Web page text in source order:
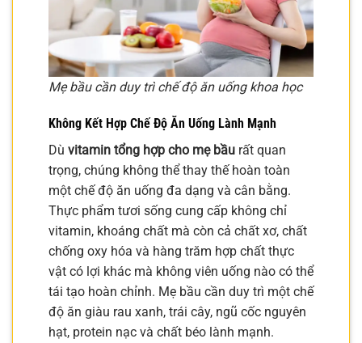
Mẹ bầu cần duy trì chế độ ăn uống khoa học
Không Kết Hợp Chế Độ Ăn Uống Lành Mạnh
Dù vitamin tổng hợp cho mẹ bầu rất quan
trọng, chúng không thể thay thế hoàn toàn
một chế độ ăn uống đa dạng và cân bằng.
Thực phẩm tươi sống cung cấp không chỉ
vitamin, khoáng chất mà còn cả chất xơ, chất
chống oxy hóa và hàng trăm hợp chất thực
vật có lợi khác mà không viên uống nào có thể
tái tạo hoàn chỉnh. Mẹ bầu cần duy trì một chế
độ ăn giàu rau xanh, trái cây, ngũ cốc nguyên
hạt, protein nạc và chất béo lành mạnh.